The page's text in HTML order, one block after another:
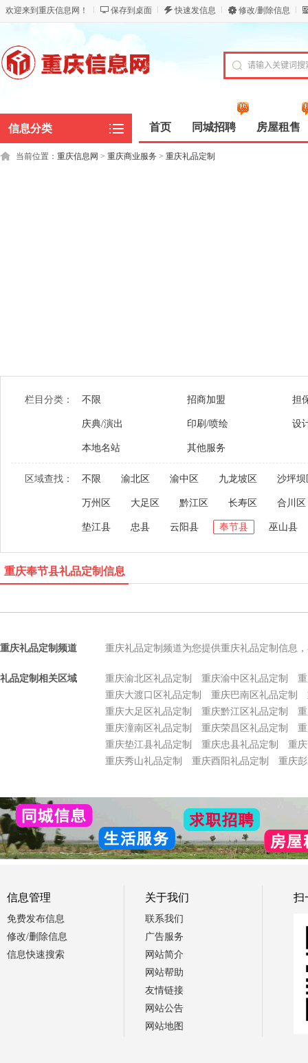
欢迎来到重庆信息网！ 保存到桌面 快速发信息 修改/删除信息
信息分类 首页 同城招聘 房屋租售
当前位置： 重庆信息网 > 重庆商业服务 > 重庆礼品定制
栏目分类： 不限 招商加盟 担
庆典/演出 印刷/喷绘 设
本地名站 其他服务
区域查找： 不限 渝北区 渝中区 九龙坡区 沙坪坝
万州区 大足区 黔江区 长寿区 合川区
垫江县 忠县 云阳县 奉节县 巫山县
重庆奉节县礼品定制信息
重庆礼品定制频道 重庆礼品定制频道为您提供重庆礼品定制信息
礼品定制相关区域 重庆渝北区礼品定制 重庆渝中区礼品定制
重庆大渡口区礼品定制
重庆巴南区礼品定制
重庆大足区礼品定制
重庆黔江区礼品定制
重庆潼南区礼品定制
重庆荣昌区礼品定制
重庆垫江县礼品定制
重庆忠县礼品定制
重
重庆秀山礼品定制
重庆酉阳礼品定制 重庆
信息管理
免费发布信息
修改/删除信息
信息快速搜索
关于我们
联系我们
广告服务
网站简介
网站帮助
友情链接
网站公告
网站地图
扫